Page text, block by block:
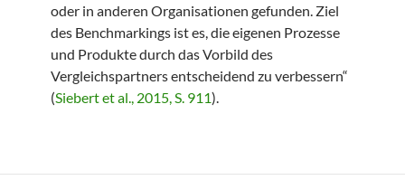
oder in anderen Organisationen gefunden. Ziel
des Benchmarkings ist es, die eigenen Prozesse
und Produkte durch das Vorbild des
Vergleichspartners entscheidend zu verbessern“
(Siebert et al., 2015, S. 911).